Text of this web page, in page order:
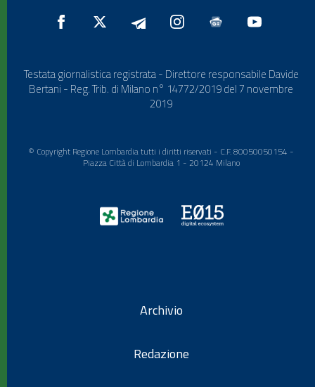
Testata giornalistica registrata - Direttore responsabile Davide
Bertani - Reg. Trib. di Milano n° 14772/2019 del 7 novembre
2019
© Copyright Regione Lombardia tutti i diritti riservati - C.F. 80050050154 -
Piazza Città di Lombardia 1 - 20124 Milano
Archivio
Redazione